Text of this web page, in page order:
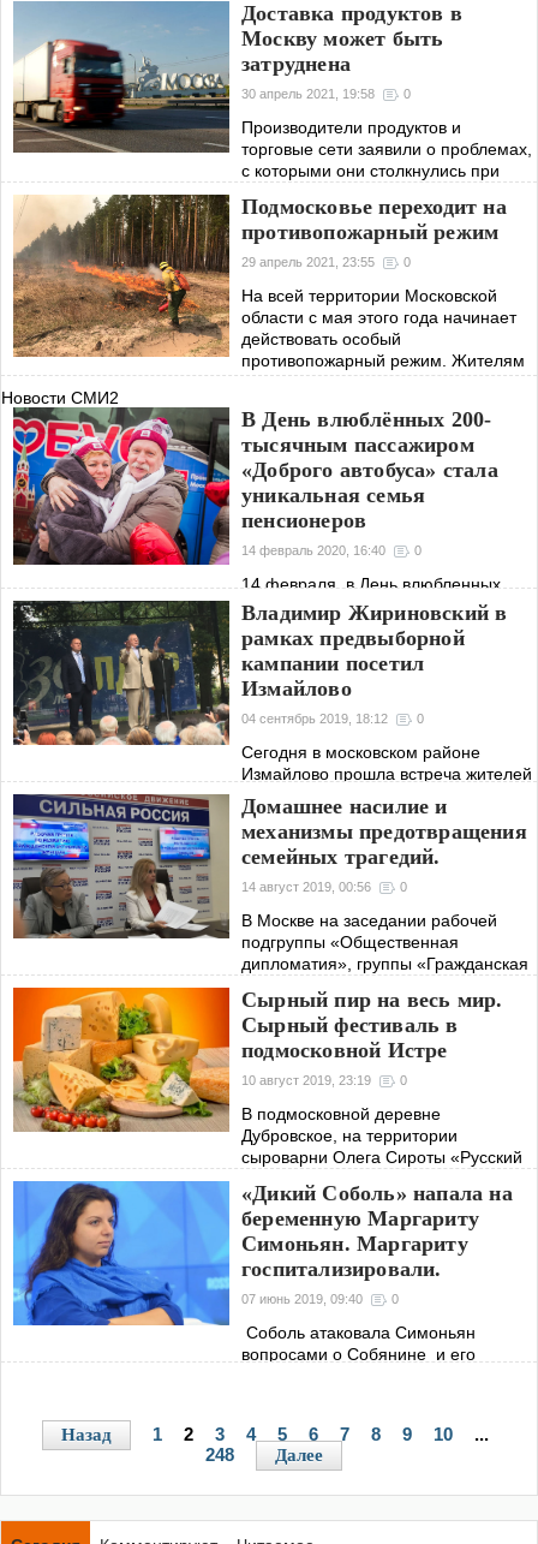
тем, что распространяется быстрей,
а действует на человека более
сильно.
Доставка продуктов в
Москву может быть
затруднена
30 апрель 2021, 19:58 0
Производители продуктов и
торговые сети заявили о проблемах,
с которыми они столкнулись при
Москву.
Подмосковье переходит на
противопожарный режим
29 апрель 2021, 23:55 0
На всей территории Московской
области с мая этого года начинает
действовать особый
противопожарный режим. Жителям
и гостям запрещается разводить
природе, сжигать мусор.
Новости СМИ2
В День влюблённых 200-
тысячным пассажиром
«Доброго автобуса» стала
уникальная семья
пенсионеров
14 февраль 2020, 16:40 0
14 февраля, в День влюбленных,
«Добрый автобус» провёл
романтический рейс для пожилых
семейных пар.
Владимир Жириновский в
рамках предвыборной
кампании посетил
Измайлово
04 сентябрь 2019, 18:12 0
Сегодня в московском районе
Измайлово прошла встреча жителей
с председателем партии ЛДПР
Владимиром Жириновским.
Домашнее насилие и
механизмы предотвращения
семейных трагедий.
14 август 2019, 00:56 0
В Москве на заседании рабочей
подгруппы «Общественная
дипломатия», группы «Гражданская
Общероссийского движения
«Сильная Россия» прошло
обсуждение вопросов на тему:
«Профилактика
Сырный пир на весь мир.
Сырный фестиваль в
подмосковной Истре
10 август 2019, 23:19 0
В подмосковной деревне
Дубровское, на территории
сыроварни Олега Сироты «Русский
проходит сырный фестиваль
«Сыр.Пир.Мир».
«Дикий Соболь» напала на
беременную Маргариту
Симоньян. Маргариту
госпитализировали.
07 июнь 2019, 09:40 0
Соболь атаковала Симоньян
вопросами о Собянине и его
Назад 1 2 3 4 5 6 7 8 9 10
...
248
Далее